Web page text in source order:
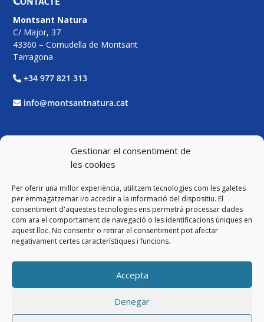
Gestionar el consentiment de
les cookies
Per oferir una millor experiència, utilitzem tecnologies com les galetes
per emmagatzemar i/o accedir a la informació del dispositiu. El
consentiment d'aquestes tecnologies ens permetrà processar dades
com ara el comportament de navegació o les identificacions úniques en
aquest lloc. No consentir o retirar el consentiment pot afectar
negativament certes característiques i funcions.
Accepta
Denegar
Montsant Natura
C/ Major, 37
43360 – Cornudella de Montsant
Tarragona
+34 977 821 313
info@montsantnatura.cat
Facebook
Twitter
Instagram
Legal
Avís Legal i Política de Privacitat